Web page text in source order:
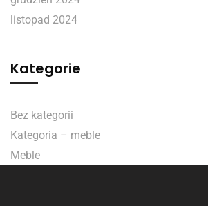
listopad 2024
Kategorie
Bez kategorii
Kategoria – meble
Meble